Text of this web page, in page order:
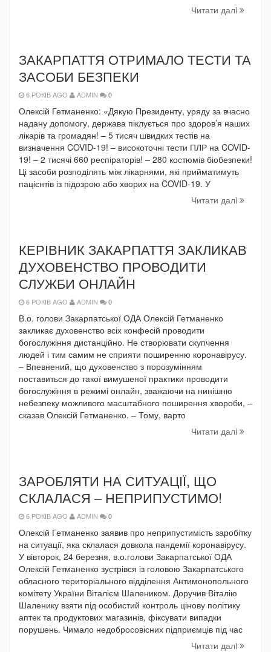
Читати далi
ЗАКАРПАТТЯ ОТРИМАЛО ТЕСТИ ТА
ЗАСОБИ БЕЗПЕКИ
6 РОКІВ AGO ADMIN 0
Олексій Гетманенко: «Дякую Президенту, уряду за вчасно
надану допомогу, держава піклується про здоров’я наших
лікарів та громадян! – 5 тисяч швидких тестів на
визначення COVID-19! – високоточні тести ПЛР на COVID-
19! – 2 тисячі 660 респіраторів! – 280 костюмів біобезпеки!
Ці засоби розподілять між лікарнями, які прийматимуть
пацієнтів із підозрою або хворих на COVID-19. У
Читати далi
КЕРІВНИК ЗАКАРПАТТЯ ЗАКЛИКАВ
ДУХОВЕНСТВО ПРОВОДИТИ
СЛУЖБИ ОНЛАЙН
6 РОКІВ AGO ADMIN 0
В.о. голови Закарпатської ОДА Олексій Гетманенко
закликає духовенство всіх конфесій проводити
богослужіння дистанційно. Не створювати скупчення
людей і тим самим не сприяти поширенню коронавірусу.
– Впевнений, що духовенство з порозумінням
поставиться до такої вимушеної практики проводити
богослужіння в режимі онлайн, зважаючи на нинішню
небезпеку можливого масштабного поширення хвороби, –
сказав Олексій Гетманенко. – Тому, варто
Читати далi
ЗАРОБЛЯТИ НА СИТУАЦІЇ, ЩО
СКЛАЛАСЯ – НЕПРИПУСТИМО!
6 РОКІВ AGO ADMIN 0
Олексій Гетманенко заявив про неприпустимість заробітку
на ситуації, яка склалася довкола пандемії коронавірусу.
У вівторок, 24 березня, в.о.голови Закарпатської ОДА
Олексій Гетманенко зустрівся із головою Закарпатського
обласного територіального відділення Антимонопольного
комітету України Віталієм Шалеником. Доручив Віталію
Шаленику взяти під особистий контроль цінову політику
аптек та продуктових магазинів, фіксувати випадки
порушень. Чимало недобросовісних підприємців під час
Читати далi